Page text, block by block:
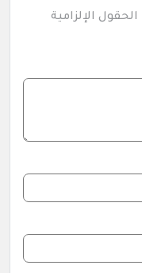
الحقول الإلزامية